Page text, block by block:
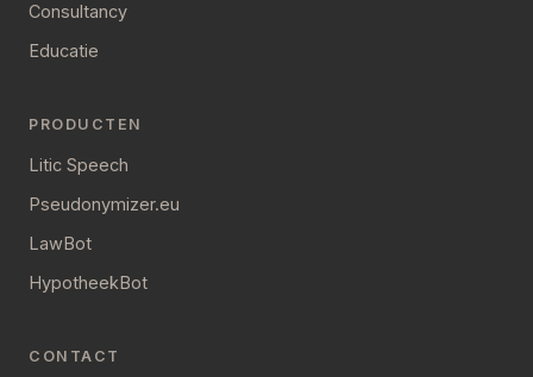
Consultancy
Educatie
PRODUCTEN
Litic Speech
Pseudonymizer.eu
LawBot
HypotheekBot
CONTACT